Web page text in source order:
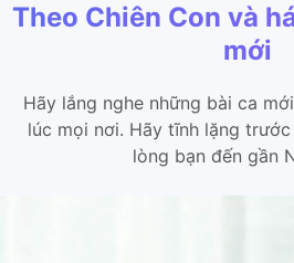
Theo Chiên Con và
mới
Hãy lắng nghe những bài ca
lúc mọi nơi. Hãy tĩnh lặng
lòng bạn đến gần